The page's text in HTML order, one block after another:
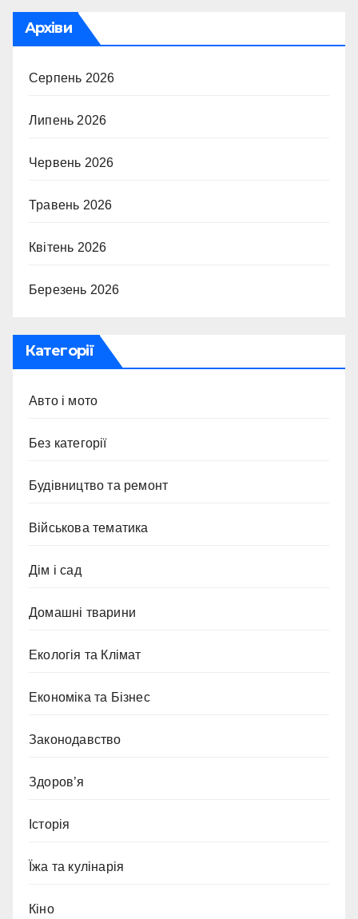
Архіви
Серпень 2026
Липень 2026
Червень 2026
Травень 2026
Квітень 2026
Березень 2026
Категорії
Авто і мото
Без категорії
Будівництво та ремонт
Військова тематика
Дім і сад
Домашні тварини
Екологія та Клімат
Економіка та Бізнес
Законодавство
Здоров’я
Історія
Їжа та кулінарія
Кіно